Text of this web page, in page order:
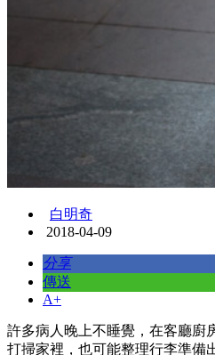
白明奇
2018-04-09
分享
傳送
A+
許多病人晚上不睡覺，在客廳廚
打掃家裡，也可能整理行李準備